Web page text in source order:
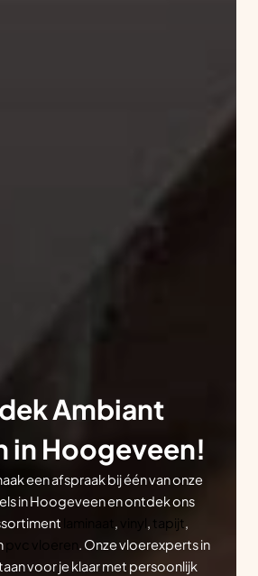
Ambiant
in Hoogeveen!
een afspraak bij één van onze
in Hoogeveen en ontdek ons
, , tapijt,
. Onze vloerexperts in
voor je klaar met persoonlijk